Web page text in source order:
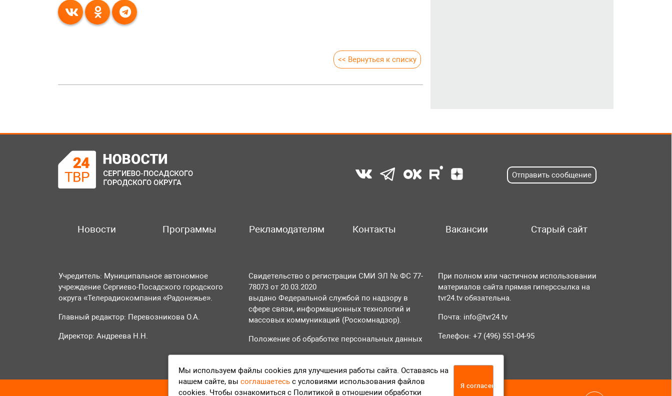
<< Вернуться к списку
Отправить сообщение
Новости Программы Рекламодателям Контакты Вакансии Старый сайт
Учредитель: Муниципальное автономное
учреждение Сергиево-Посадского городского
округа «Телерадиокомпания «Радонежье».
Главный редактор: Перевозникова О.А.
Директор: Андреева Н.Н.
Свидетельство о регистрации СМИ ЭЛ № ФС 77-
78073 от 20.03.2020
выдано Федеральной службой по надзору в
сфере связи, информационных технологий и
массовых коммуникаций (Роскомнадзор).
Положение об обработке персональных данных
При полном или частичном использовании
материалов сайта прямая гиперссылка на
tvr24.tv обязательна.
Почта: info@tvr24.tv
Телефон: +7 (496) 551-04-95
Мы используем файлы cookies для улучшения работы сайта. Оставаясь на
нашем сайте, вы соглашаетесь с условиями использования файлов
cookies. Чтобы ознакомиться с Политикой в отношении обработки
Я согласен